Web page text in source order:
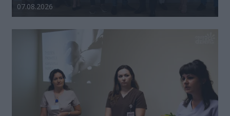
Data dodania galerii:
07.08.2026